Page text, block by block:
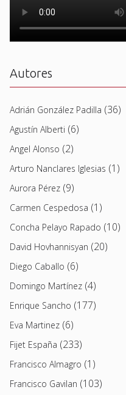
Autores
Adrián González Padilla (36)
Agustín Alberti (6)
Angel Alonso (2)
Arturo Nanclares Iglesias (1)
Aurora Pérez (9)
Carmen Cespedosa (1)
Concha Pelayo Rapado (10)
David Hovhannisyan (20)
Diego Caballo (6)
Domingo Martínez (4)
Enrique Sancho (177)
Eva Martinez (6)
Fijet España (233)
Francisco Almagro (1)
Francisco Gavilan (103)